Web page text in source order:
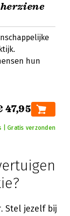
hun
47,95
| Gratis verzonden
Stel jezelf bij